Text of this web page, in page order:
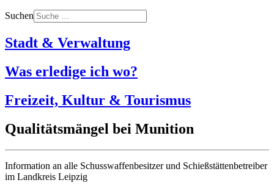
Suchen
Stadt & Verwaltung
Was erledige ich wo?
Freizeit, Kultur & Tourismus
Qualitätsmängel bei Munition
Information an alle Schusswaffenbesitzer und Schießstättenbetreiber
im Landkreis Leipzig